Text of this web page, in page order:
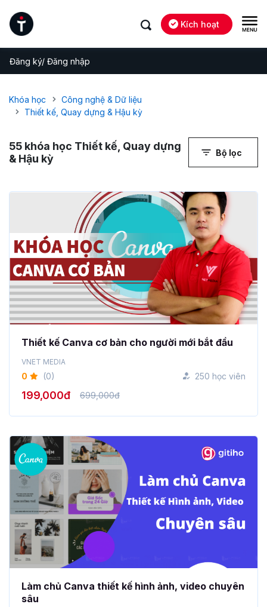
Kích hoạt
Đăng ký/ Đăng nhập
Khóa học
Công nghệ & Dữ liệu
Thiết kế, Quay dựng & Hậu kỳ
55 khóa học Thiết kế, Quay dựng
& Hậu kỳ
Bộ lọc
Thiết kế Canva cơ bản cho người mới bắt đầu
VNET MEDIA
0 (0) 250 học viên
199,000đ 699,000đ
Làm chủ Canva thiết kế hình ảnh, video chuyên
sâu